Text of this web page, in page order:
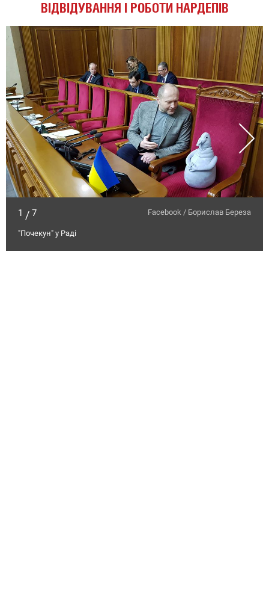
ВІДВІДУВАННЯ І РОБОТИ НАРДЕПІВ
1 / 7 Facebook / Борислав Береза
"Почекун" у Раді